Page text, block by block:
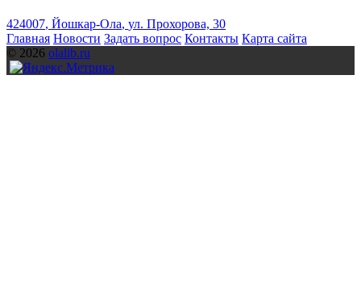
424007, Йошкар-Ола, ул. Прохорова, 30
Главная Новости Задать вопрос Контакты Карта сайта
© 2026 olalib.ru